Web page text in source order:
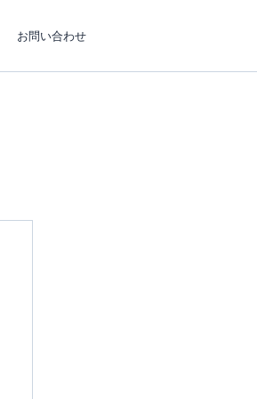
お問い合わせ